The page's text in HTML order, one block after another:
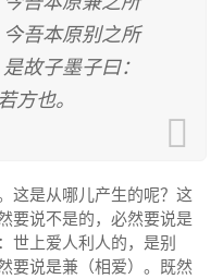
吾本原别之所
故子墨子曰：
方也。
这是从哪儿产生的呢？这
要说不是的，必然要说是
世上爱人利人的，是别
要说是兼（相爱）。既然